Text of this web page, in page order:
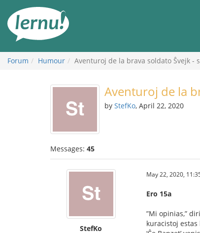
the
content
Forum Humour Aventuroj de la brava soldato Ŝvejk -
Aventuroj de la
by StefKo, April 22, 2020
Messages: 45
StefKo
May 22, 2020,
Ero 15a
”Mi opinias,”
kuracistoj